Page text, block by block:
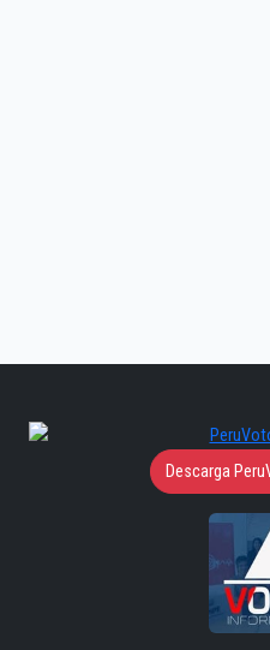
Descarga